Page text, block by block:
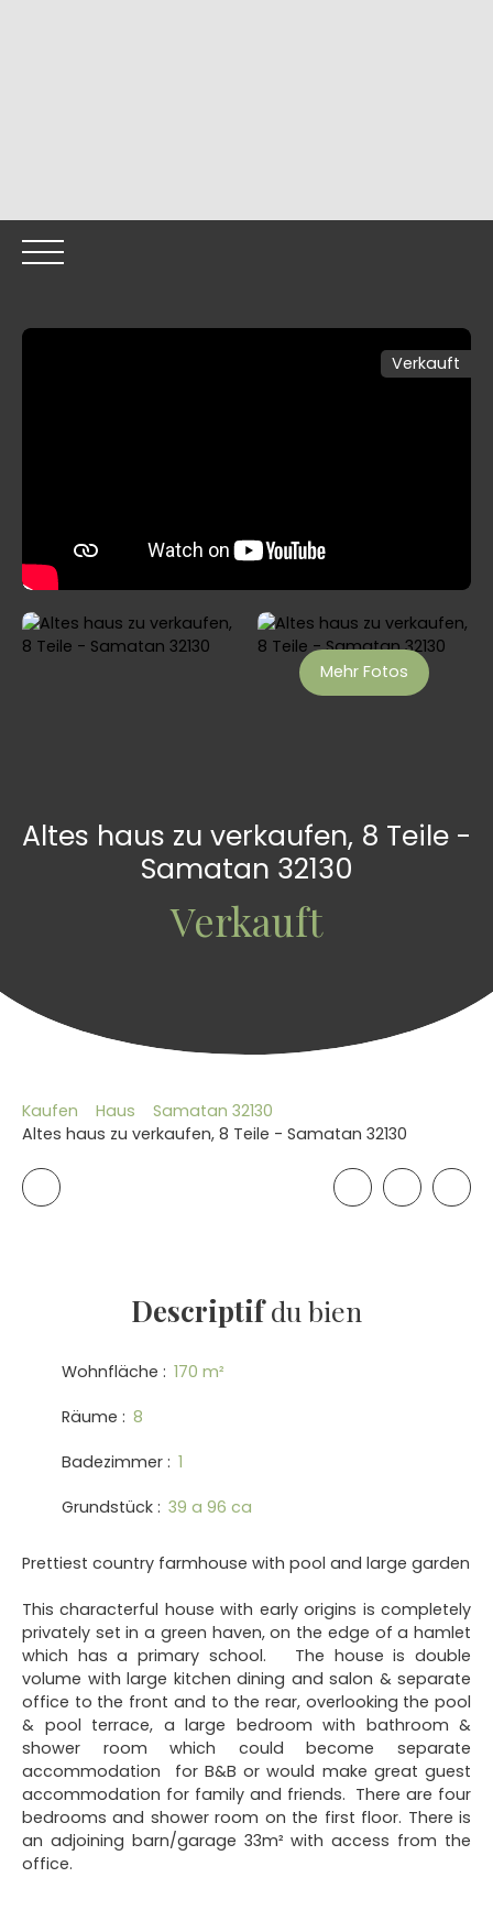
Verkauft
Mehr Fotos
Altes haus zu verkaufen, 8 Teile -
Samatan 32130
Verkauft
Kaufen Haus
Samatan 32130
Altes haus zu verkaufen, 8 Teile - Samatan 32130
Descriptifdu bien
Wohnfläche : 170 m²
Räume : 8
Badezimmer : 1
Grundstück : 39 a 96 ca
Prettiest country farmhouse with pool and large garden
This characterful house with early origins is completely
privately set in a green haven, on the edge of a hamlet
which has a primary school. The house is double
volume with large kitchen dining and salon & separate
office to the front and to the rear, overlooking the pool
& pool terrace, a large bedroom with bathroom &
shower room which could become separate
accommodation for B&B or would make great guest
accommodation for family and friends. There are four
bedrooms and shower room on the first floor. There is
an adjoining barn/garage 33m² with access from the
office.